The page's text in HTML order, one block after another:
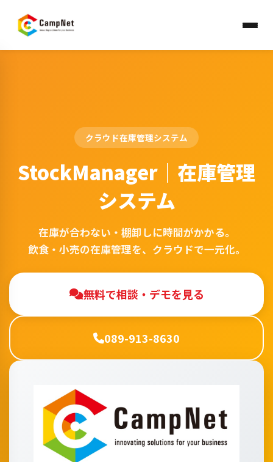
クラウド在庫管理システム
StockManager｜在庫管理
システム
在庫が合わない・棚卸しに時間がかかる。
飲食・小売の在庫管理を、クラウドで一元化。
無料で相談・デモを見る
089-913-8630